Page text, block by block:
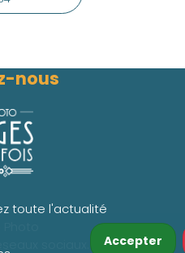
Accepter
nous
toute l'actualité